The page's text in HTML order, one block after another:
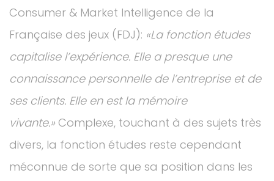
Consumer & Market Intelligence de la
Française des jeux (FDJ): «La fonction études
capitalise l’expérience. Elle a presque une
connaissance personnelle de l’entreprise et de
ses clients. Elle en est la mémoire
vivante.» Complexe, touchant à des sujets très
divers, la fonction études reste cependant
méconnue de sorte que sa position dans les